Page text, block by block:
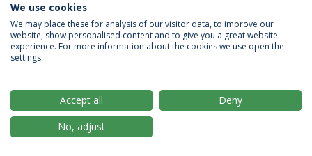
ARTIGO
A solid phase extraction flow injection
spectrophotometric method for the zinc
determination in plants
MAIS INFORMAÇÕES
We use cookies
We may place these for analysis of our visitor data, to improve our
website, show personalised content and to give you a great website
experience. For more information about the cookies we use open the
settings.
Accept all
Deny
No, adjust